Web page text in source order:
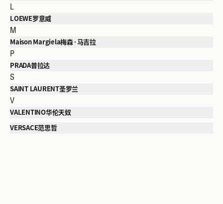
L
LOEWE罗意威
M
Maison Margiela梅森·马吉拉
P
PRADA普拉达
S
SAINT LAURENT圣罗兰
V
VALENTINO华伦天奴
VERSACE范思哲